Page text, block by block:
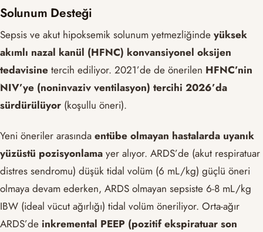
Solunum Desteği
Sepsis ve akut hipoksemik solunum yetmezliğinde yüksek
akımlı nazal kanül (HFNC) konvansiyonel oksijen
tedavisine tercih ediliyor. 2021’de de önerilen HFNC’nin
NIV’ye (noninvaziv ventilasyon) tercihi 2026’da
sürdürülüyor (koşullu öneri).
Yeni öneriler arasında entübe olmayan hastalarda uyanık
yüzüstü pozisyonlama yer alıyor. ARDS’de (akut respiratuar
distres sendromu) düşük tidal volüm (6 mL/kg) güçlü öneri
olmaya devam ederken, ARDS olmayan sepsiste 6-8 mL/kg
IBW (ideal vücut ağırlığı) tidal volüm öneriliyor. Orta-ağır
ARDS’de inkremental PEEP (pozitif ekspiratuar son